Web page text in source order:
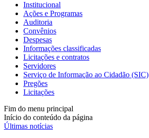
Institucional
Ações e Programas
Auditoria
Convênios
Despesas
Informações classificadas
Licitações e contratos
Servidores
Serviço de Informação ao Cidadão (SIC)
Pregões
Licitações
Fim do menu principal
Início do conteúdo da página
Últimas notícias